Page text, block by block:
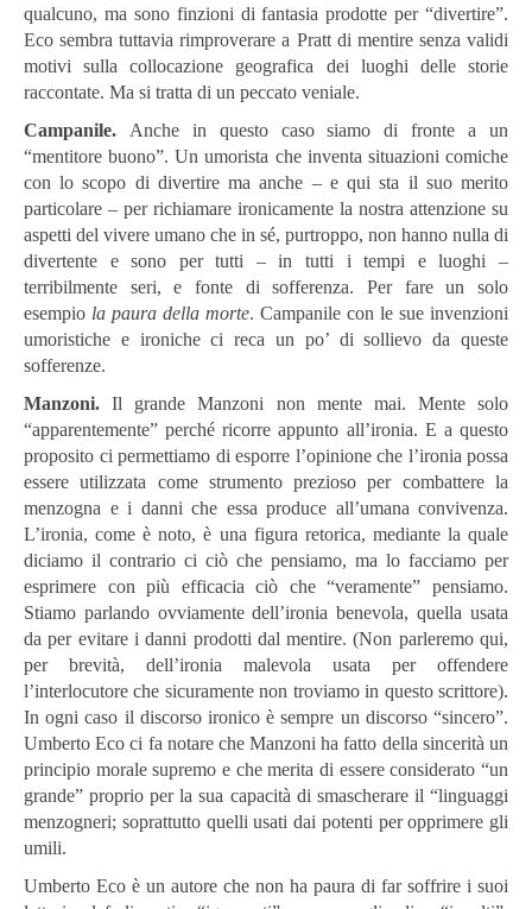
qualcuno, ma sono finzioni di fantasia prodotte per “divertire”.
Eco sembra tuttavia rimproverare a Pratt di mentire senza validi
motivi sulla collocazione geografica dei luoghi delle storie
raccontate. Ma si tratta di un peccato veniale.
Campanile. Anche in questo caso siamo di fronte a un
“mentitore buono”. Un umorista che inventa situazioni comiche
con lo scopo di divertire ma anche – e qui sta il suo merito
particolare – per richiamare ironicamente la nostra attenzione su
aspetti del vivere umano che in sé, purtroppo, non hanno nulla di
divertente e sono per tutti – in tutti i tempi e luoghi –
terribilmente seri, e fonte di sofferenza. Per fare un solo
esempio la paura della morte. Campanile con le sue invenzioni
umoristiche e ironiche ci reca un po’ di sollievo da queste
sofferenze.
Manzoni. Il grande Manzoni non mente mai. Mente solo
“apparentemente” perché ricorre appunto all’ironia. E a questo
proposito ci permettiamo di esporre l’opinione che l’ironia possa
essere utilizzata come strumento prezioso per combattere la
menzogna e i danni che essa produce all’umana convivenza.
L’ironia, come è noto, è una figura retorica, mediante la quale
diciamo il contrario ci ciò che pensiamo, ma lo facciamo per
esprimere con più efficacia ciò che “veramente” pensiamo.
Stiamo parlando ovviamente dell’ironia benevola, quella usata
da per evitare i danni prodotti dal mentire. (Non parleremo qui,
per brevità, dell’ironia malevola usata per offendere
l’interlocutore che sicuramente non troviamo in questo scrittore).
In ogni caso il discorso ironico è sempre un discorso “sincero”.
Umberto Eco ci fa notare che Manzoni ha fatto della sincerità un
principio morale supremo e che merita di essere considerato “un
grande” proprio per la sua capacità di smascherare il “linguaggi
menzogneri; soprattutto quelli usati dai potenti per opprimere gli
umili.
Umberto Eco è un autore che non ha paura di far soffrire i suoi